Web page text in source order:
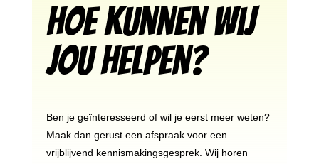
Hoe kunnen wij
jou helpen?
Ben je geïnteresseerd of wil je eerst meer weten?
Maak dan gerust een afspraak voor een
vrijblijvend kennismakingsgesprek. Wij horen